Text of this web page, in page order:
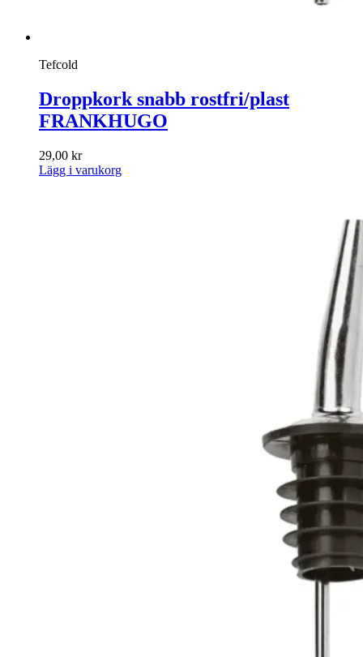
Tefcold
Droppkork snabb rostfri/plast
FRANKHUGO
29,00 kr
Lägg i varukorg